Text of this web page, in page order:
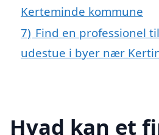
Kerteminde kommune
7) Find en professionel
udestue i byer nær
Hvad kan et